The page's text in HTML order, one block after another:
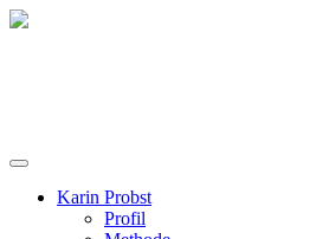
Karin Probst
Profil